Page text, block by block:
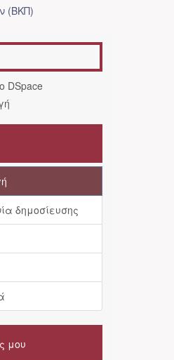
(ΒΚΠ)
DSpace
δημοσίευσης
μου